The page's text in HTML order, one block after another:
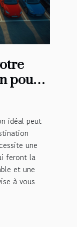
pour
idéal peut
une
feront la
et une
à vous